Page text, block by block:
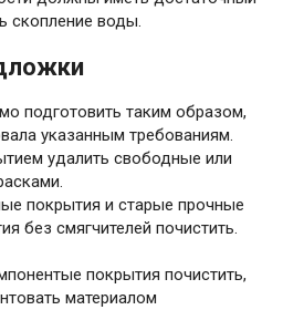
скопление воды.
подготовить таким образом,
указанным требованиям.
удалить свободные или
покрытия и старые прочные
без смягчителей почистить.
покрытия почистить,
материалом